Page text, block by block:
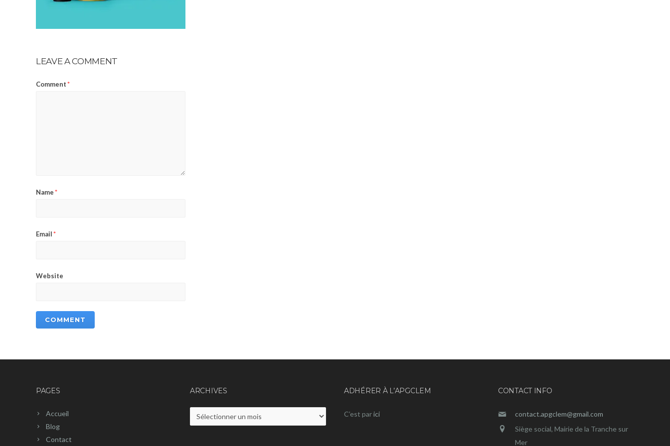
LEAVE A COMMENT
Comment*
Name*
Email*
Website
PAGES
Accueil
Blog
Contact
ARCHIVES
Archives
ADHÉRER À L’APGCLEM
C’est parici
CONTACT INFO
contact.apgclem@gmail.com
Siège social, Mairie de la Tranche sur
Mer